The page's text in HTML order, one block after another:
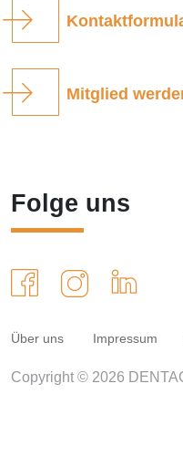
Mitglied
Folge uns
Über uns Impressum
Copyright © 2026